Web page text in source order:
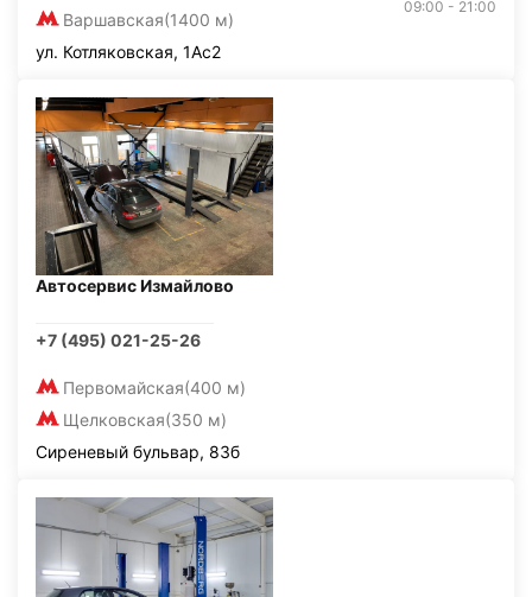
Варшавская(1400 м)
09:00 - 21:00
ул. Котляковская, 1Ас2
Автосервис Измайлово
+7 (495) 021-25-26
Первомайская(400 м)
Щелковская(350 м)
Сиреневый бульвар, 83б